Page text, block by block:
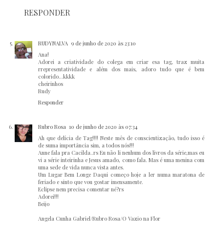
RESPONDER
RUDYNALVA 9 de junho de 2020 às 23:10
Ana!
Adorei a criatividade do colega em criar esa tag, traz muita
rrepresentatividade e além dos mais, adoro tudo que é bem
colorido...kkkk
cheirinhos
Rudy
Responder
Rubro Rosa 10 de junho de 2020 às 07:34
Ah que delícia de Tag!!!! Neste mês de conscientização, tudo isso é
de suma importância sim, a todos nós!!!
Anne fala pra Cacilda..rs Eu não li nenhum dos livros da série,mas eu
vi a série inteirinha e Jesus amado, como fala. Mas é uma menina com
uma sede de vida nunca vista antes.
Um Lugar Bem Longe Daqui começo hoje a ler numa maratona de
feriado e sinto que vou gostar imensamente.
Eclipse nem precisa comentar né?rs
Adorei!!!
Beijo
Angela Cunha Gabriel/Rubro Rosa/O Vazio na Flor